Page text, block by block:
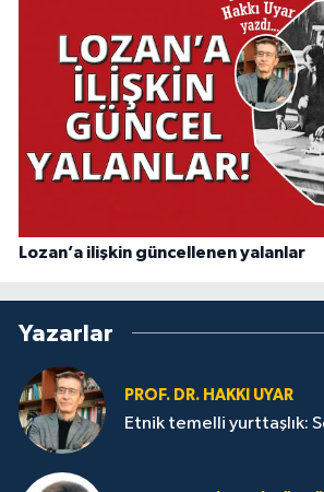
Lozan’a ilişkin güncellenen yalanlar
Yazarlar
PROF. DR. HAKKI UYAR
Etnik temelli yurttaşlık: